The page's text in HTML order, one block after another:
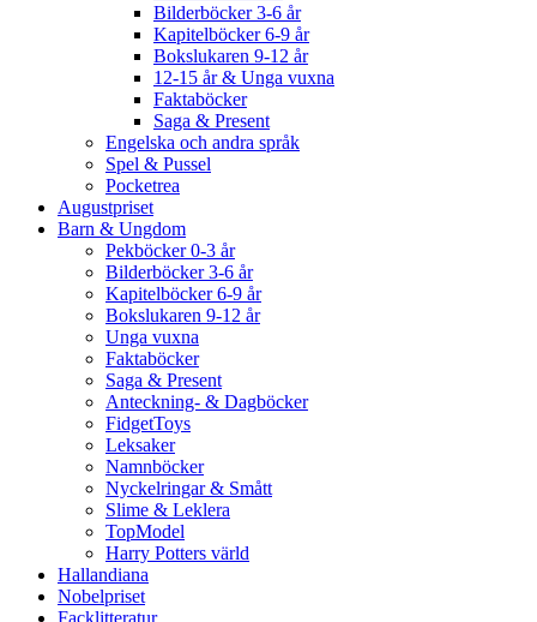
Bilderböcker 3-6 år
Kapitelböcker 6-9 år
Bokslukaren 9-12 år
12-15 år & Unga vuxna
Faktaböcker
Saga & Present
Engelska och andra språk
Spel & Pussel
Pocketrea
Augustpriset
Barn & Ungdom
Pekböcker 0-3 år
Bilderböcker 3-6 år
Kapitelböcker 6-9 år
Bokslukaren 9-12 år
Unga vuxna
Faktaböcker
Saga & Present
Anteckning- & Dagböcker
FidgetToys
Leksaker
Namnböcker
Nyckelringar & Smått
Slime & Leklera
TopModel
Harry Potters värld
Hallandiana
Nobelpriset
Facklitteratur